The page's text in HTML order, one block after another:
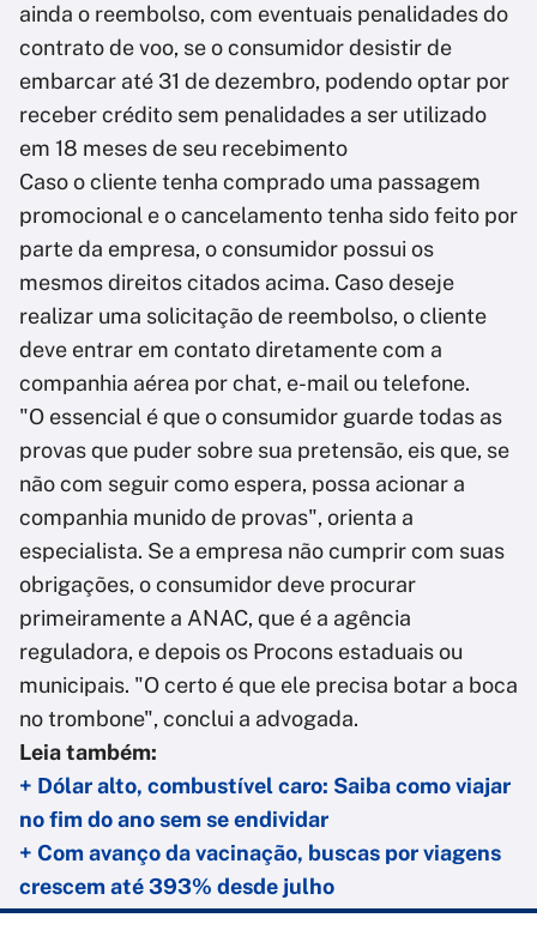
ainda o reembolso, com eventuais penalidades do
contrato de voo, se o consumidor desistir de
embarcar até 31 de dezembro, podendo optar por
receber crédito sem penalidades a ser utilizado
em 18 meses de seu recebimento
Caso o cliente tenha comprado uma passagem
promocional e o cancelamento tenha sido feito por
parte da empresa, o consumidor possui os
mesmos direitos citados acima. Caso deseje
realizar uma solicitação de reembolso, o cliente
deve entrar em contato diretamente com a
companhia aérea por chat, e-mail ou telefone.
"O essencial é que o consumidor guarde todas as
provas que puder sobre sua pretensão, eis que, se
não com seguir como espera, possa acionar a
companhia munido de provas", orienta a
especialista. Se a empresa não cumprir com suas
obrigações, o consumidor deve procurar
primeiramente a ANAC, que é a agência
reguladora, e depois os Procons estaduais ou
municipais. "O certo é que ele precisa botar a boca
no trombone", conclui a advogada.
Leia também:
+ Dólar alto, combustível caro: Saiba como viajar
no fim do ano sem se endividar
+ Com avanço da vacinação, buscas por viagens
crescem até 393% desde julho